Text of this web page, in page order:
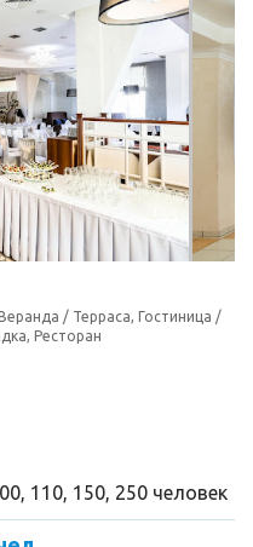
/ Терраса, Гостиница /
Ресторан
110, 150, 250 человек